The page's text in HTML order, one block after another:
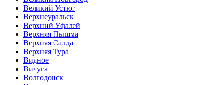
Великий Устюг
Верхнеуральск
Верхний Уфалей
Верхняя Пышма
Верхняя Салда
Верхняя Тура
Видное
Вичуга
Волгодонск